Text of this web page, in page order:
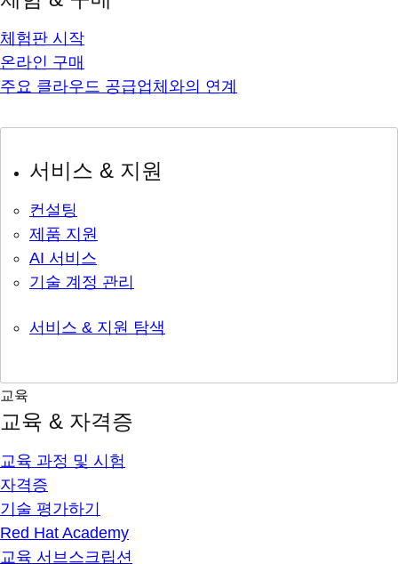
체험판 시작
온라인 구매
주요 클라우드 공급업체와의 연계
서비스 & 지원
컨설팅
제품 지원
AI 서비스
기술 계정 관리
서비스 & 지원 탐색
교육
교육 & 자격증
교육 과정 및 시험
자격증
기술 평가하기
Red Hat Academy
교육 서브스크립션